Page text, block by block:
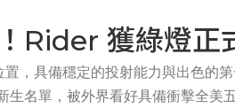
Rider 獲綠燈正
，具備穩定的投射能力與出色的
名單，被外界看好具備衝擊全美